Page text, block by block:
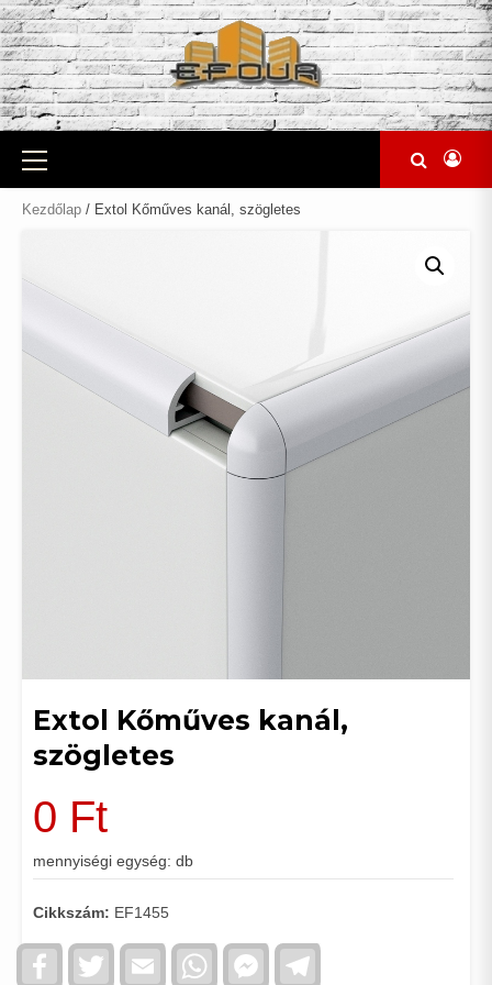
Skip
to
content
Primary
Menu
Kezdőlap / Extol Kőműves kanál, szögletes
Extol Kőműves kanál,
szögletes
0 Ft
mennyiségi egység: db
Cikkszám: EF1455
FacebookTwitter Email WhatsAppFacebook
Messenger